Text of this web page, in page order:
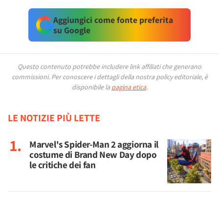
Aggiungici come fonte preferita
su Google
Questo contenuto potrebbe includere link affiliati che generano
commissioni. Per conoscere i dettagli della nostra policy editoriale, è
disponibile la pagina etica.
LE NOTIZIE PIÙ LETTE
Marvel's Spider-Man 2 aggiorna il
costume di Brand New Day dopo
le critiche dei fan